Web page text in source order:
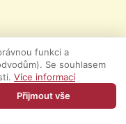
funkci a
Se souhlasem
Více informací
Přijmout vše